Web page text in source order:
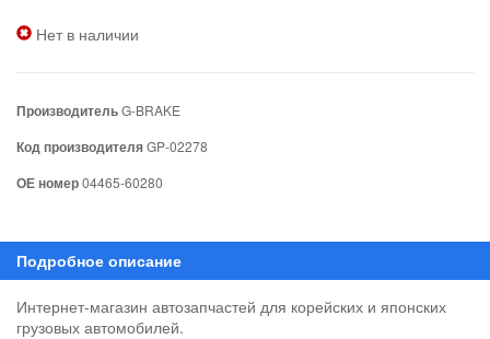
Нет в наличии
ПроизводительG-BRAKE
Код производителяGP-02278
ОЕ номер04465-60280
Интернет-магазин автозапчастей для корейских и японских
грузовых автомобилей.